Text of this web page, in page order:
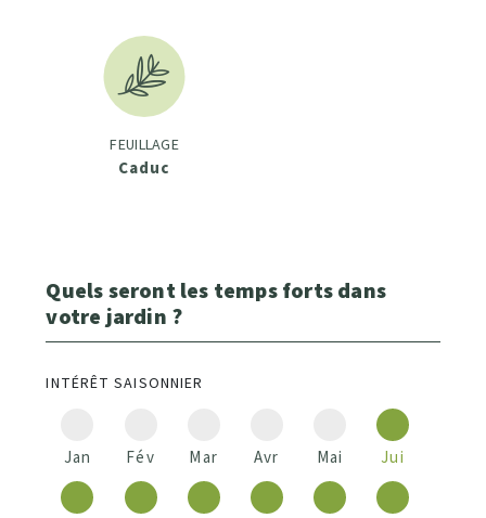
FEUILLAGE
Caduc
Quels seront les temps forts dans
votre jardin ?
INTÉRÊT SAISONNIER
Jan Fév Mar Avr Mai Jui